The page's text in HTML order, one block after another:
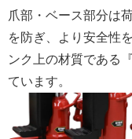
爪部・ベース部分は
を防ぎ、より安全性
ンク上の材質である
ています。